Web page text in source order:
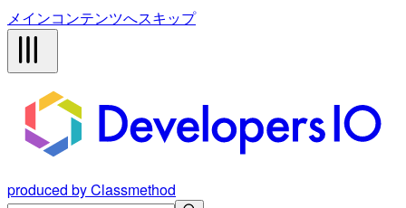
メインコンテンツへスキップ
produced by Classmethod